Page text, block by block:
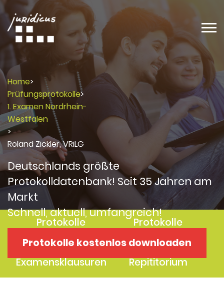
Home>
Prüfungsprotokolle>
1. Examen Nordrhein-
Westfalen
>
Roland Zickler, VRiLG
Deutschlands größte
Protokolldatenbank! Seit 35 Jahren am
Markt
Schnell, aktuell, umfangreich!
Protokolle kostenlos downloaden
Protokolle
Protokolle
Examensklausuren
Repititorium